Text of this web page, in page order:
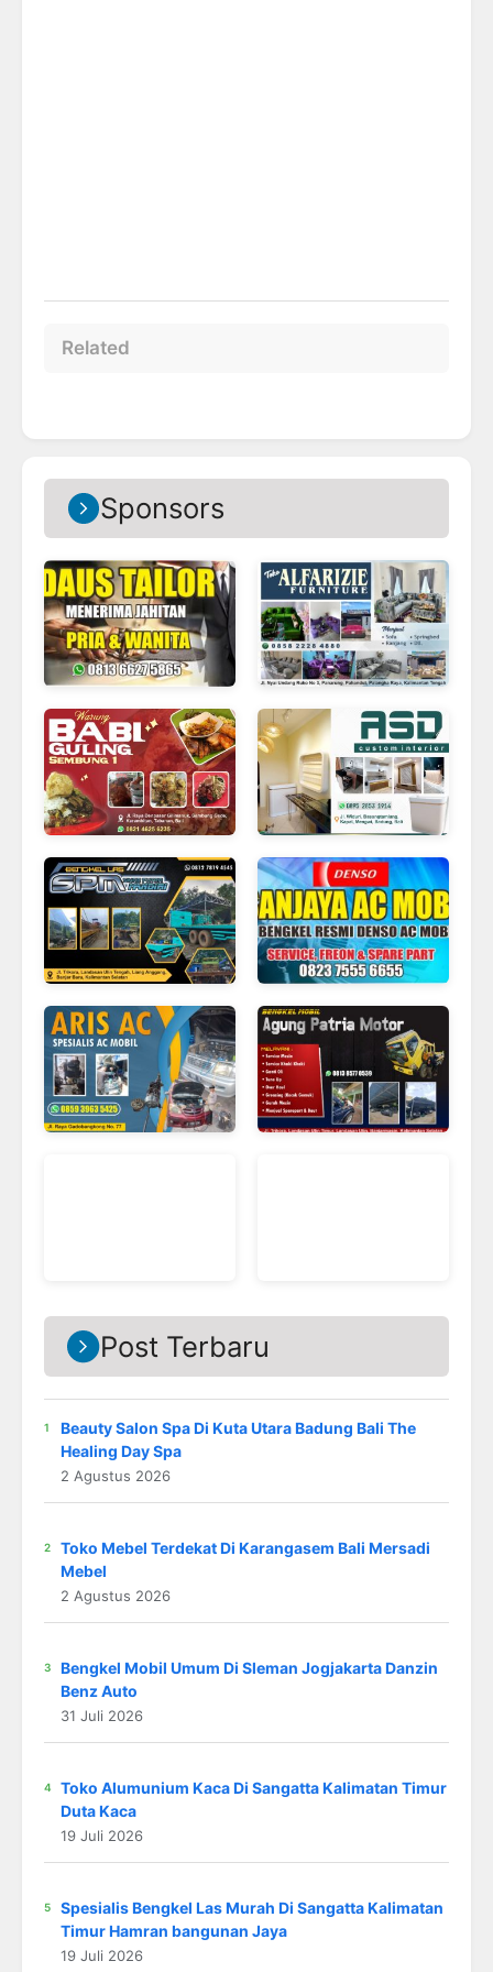
Related
Sponsors
Post Terbaru
Beauty Salon Spa Di Kuta Utara Badung Bali The
Healing Day Spa
2 Agustus 2026
Toko Mebel Terdekat Di Karangasem Bali Mersadi
Mebel
2 Agustus 2026
Bengkel Mobil Umum Di Sleman Jogjakarta Danzin
Benz Auto
31 Juli 2026
Toko Alumunium Kaca Di Sangatta Kalimatan Timur
Duta Kaca
19 Juli 2026
Spesialis Bengkel Las Murah Di Sangatta Kalimatan
Timur Hamran bangunan Jaya
19 Juli 2026